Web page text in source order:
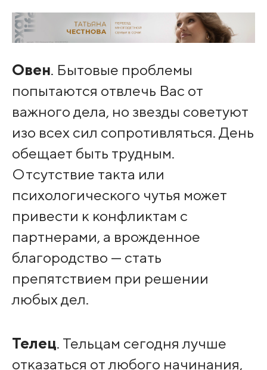
Овен. Бытовые проблемы
попытаются отвлечь Вас от
важного дела, но звезды советуют
изо всех сил сопротивляться. День
обещает быть трудным.
Отсутствие такта или
психологического чутья может
привести к конфликтам с
партнерами, а врожденное
благородство — стать
препятствием при решении
любых дел.
Телец. Тельцам сегодня лучше
отказаться от любого начинания,